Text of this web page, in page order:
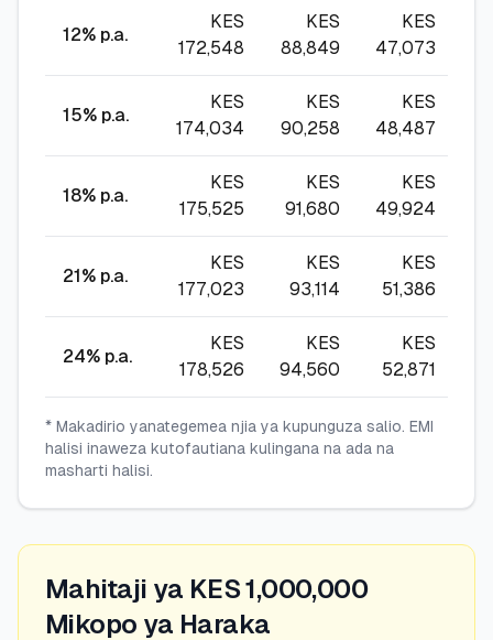
12% p.a.
KES
172,548
KES
88,849
KES
47,073
15% p.a.
KES
174,034
KES
90,258
KES
48,487
18% p.a.
KES
175,525
KES
91,680
KES
49,924
21% p.a.
KES
177,023
KES
93,114
KES
51,386
24% p.a.
KES
178,526
KES
94,560
KES
52,871
* Makadirio yanategemea njia ya kupunguza salio. EMI
halisi inaweza kutofautiana kulingana na ada na
masharti halisi.
Mahitaji ya KES 1,000,000
Mikopo ya Haraka